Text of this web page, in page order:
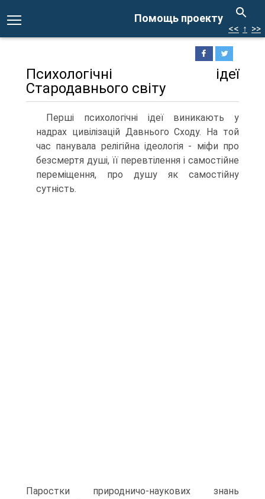
Помощь проекту
<< ↑ >>
Психологічні ідеї
Стародавнього світу
Перші психологічні ідеї виникають у
надрах цивілізацій Давнього Сходу. На той
час панувала релігійна ідеологія - міфи про
безсмертя душі, її перевтілення і самостійне
переміщення, про душу як самостій­ну
сутність.
Паростки природничо-наукових знань